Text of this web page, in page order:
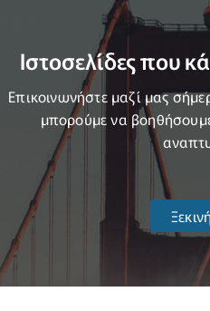
Ιστοσελίδες που
Επικοινωνήστε μαζί μας
μπορούμε να